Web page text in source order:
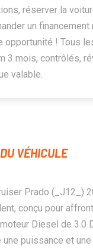
réserver la
un
opportunité ! Tous
3 mois, contrôlés,
valable.
DU VÉHICULE
Prado (_J12_)
conçu pour
Diesel de 3.0
puissance et